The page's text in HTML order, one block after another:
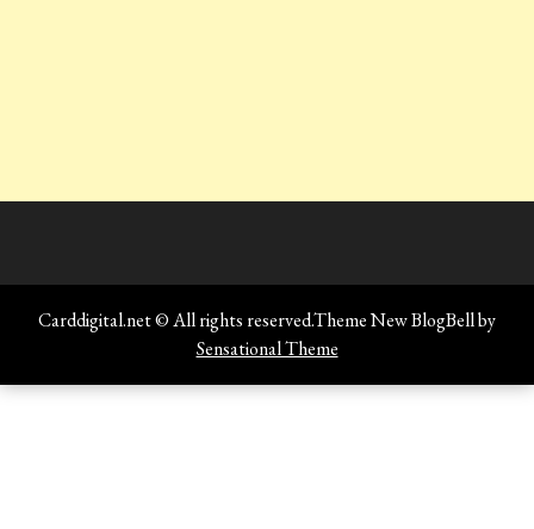
Carddigital.net © All rights reserved.Theme New BlogBell by
Sensational Theme